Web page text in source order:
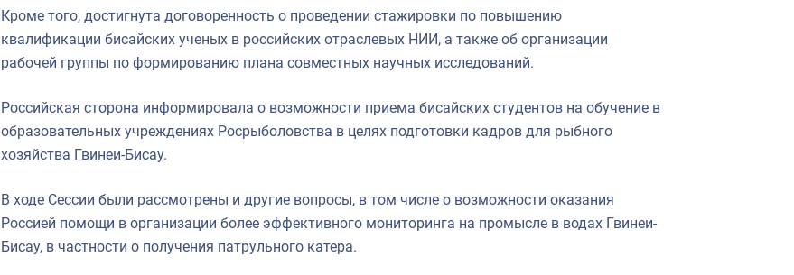
Кроме того, достигнута договоренность о проведении стажировки по повышению
квалификации бисайских ученых в российских отраслевых НИИ, а также об организации
рабочей группы по формированию плана совместных научных исследований.
Российская сторона информировала о возможности приема бисайских студентов на обучение в
образовательных учреждениях Росрыболовства в целях подготовки кадров для рыбного
хозяйства Гвинеи-Бисау.
В ходе Сессии были рассмотрены и другие вопросы, в том числе о возможности оказания
Россией помощи в организации более эффективного мониторинга на промысле в водах Гвинеи-
Бисау, в частности о получения патрульного катера.